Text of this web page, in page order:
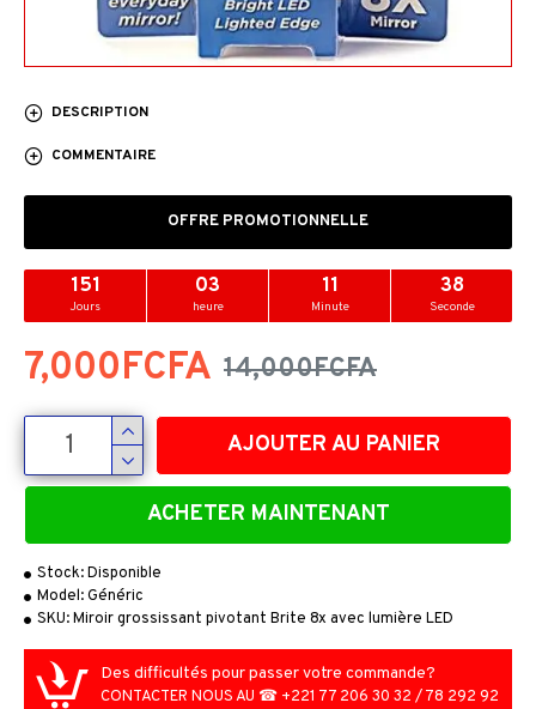
DESCRIPTION
COMMENTAIRE
Stock:Disponible
Model:Généric
SKU:Miroir grossissant pivotant Brite 8x avec lumière LED
OFFRE PROMOTIONNELLE
151
Jours
03
heure
11
Minute
37
Seconde
7,000FCFA 14,000FCFA
AJOUTER AU PANIER
ACHETER MAINTENANT
Des difficultés pour passer votre commande?
CONTACTER NOUS AU ☎ +221 77 206 30 32 / 78 292 92